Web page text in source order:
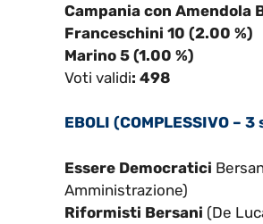
Campania con Amendola
Franceschini 10 (2.00 %)
Marino 5 (1.00 %)
Voti validi: 498
EBOLI (COMPLESSIVO –
Essere Democratici
Amministrazione)
Riformisti Bersani (De